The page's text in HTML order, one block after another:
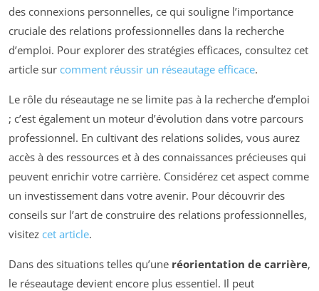
des connexions personnelles, ce qui souligne l’importance
cruciale des relations professionnelles dans la recherche
d’emploi. Pour explorer des stratégies efficaces, consultez cet
article sur comment réussir un réseautage efficace.
Le rôle du réseautage ne se limite pas à la recherche d’emploi
; c’est également un moteur d’évolution dans votre parcours
professionnel. En cultivant des relations solides, vous aurez
accès à des ressources et à des connaissances précieuses qui
peuvent enrichir votre carrière. Considérez cet aspect comme
un investissement dans votre avenir. Pour découvrir des
conseils sur l’art de construire des relations professionnelles,
visitez cet article.
Dans des situations telles qu’une réorientation de carrière,
le réseautage devient encore plus essentiel. Il peut